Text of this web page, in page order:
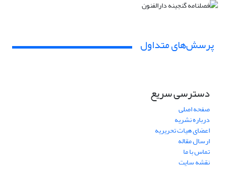
پرسش‌های متداول
دسترسی سریع
صفحه اصلی
درباره نشریه
اعضای هیات تحریریه
ارسال مقاله
تماس با ما
نقشه سایت